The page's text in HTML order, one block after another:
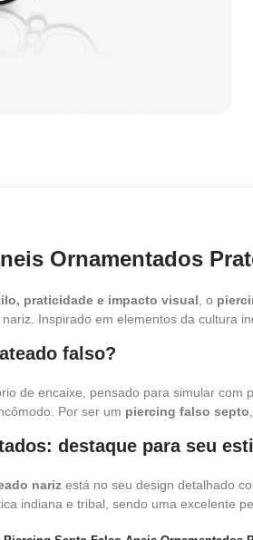
Ornamentados
praticidade e impacto visual , o
Inspirado em elementos da cultura
falso?
de encaixe, pensado para simular com
Por ser um piercing falso septo
destaque para seu
nariz está no seu design detalhado
indiana e tribal, sendo uma excelente